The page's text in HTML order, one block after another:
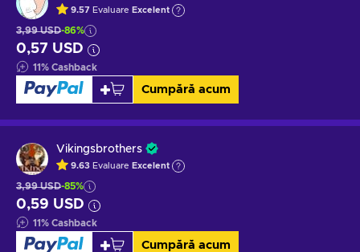
9.57 Evaluare Excelent
3,99 USD-86%
0,57 USD
11% Cashback
Cumpără acum
Vikingsbrothers
9.63 Evaluare Excelent
3,99 USD-85%
0,59 USD
11% Cashback
Cumpără acum